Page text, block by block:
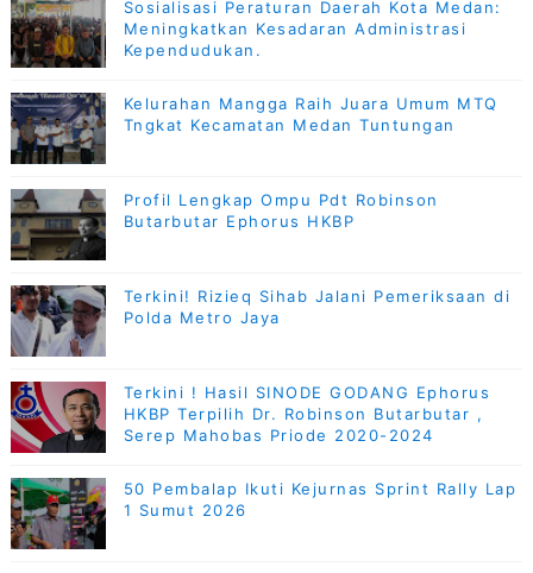
Sosialisasi Peraturan Daerah Kota Medan:
Meningkatkan Kesadaran Administrasi
Kependudukan.
Kelurahan Mangga Raih Juara Umum MTQ
Tngkat Kecamatan Medan Tuntungan
Profil Lengkap Ompu Pdt Robinson
Butarbutar Ephorus HKBP
Terkini! Rizieq Sihab Jalani Pemeriksaan di
Polda Metro Jaya
Terkini ! Hasil SINODE GODANG Ephorus
HKBP Terpilih Dr. Robinson Butarbutar ,
Serep Mahobas Priode 2020-2024
50 Pembalap Ikuti Kejurnas Sprint Rally Lap
1 Sumut 2026